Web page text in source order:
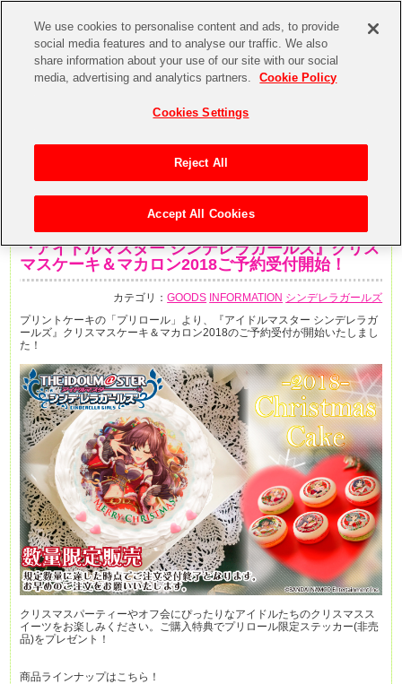
『アイドルマスター シンデレラガールズ』クリス
マスケーキ＆マカロン2018ご予約受付開始！
カテゴリ：GOODS INFORMATION シンデレラガールズ
プリントケーキの「プリロール」より、『アイドルマスター シンデレラガ
ールズ』クリスマスケーキ＆マカロン2018のご予約受付が開始いたしまし
た！
クリスマスパーティーやオフ会にぴったりなアイドルたちのクリスマスス
イーツをお楽しみください。ご購入特典でプリロール限定ステッカー(非売
品)をプレゼント！
商品ラインナップはこちら！
We use cookies to personalise content and ads, to provide
social media features and to analyse our traffic. We also
share information about your use of our site with our social
media, advertising and analytics partners.
Cookie Policy
Cookies Settings
Reject All
Accept All Cookies